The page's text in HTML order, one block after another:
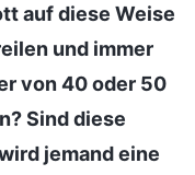
auf diese Weise
und immer
von 40 oder 50
Sind diese
jemand eine